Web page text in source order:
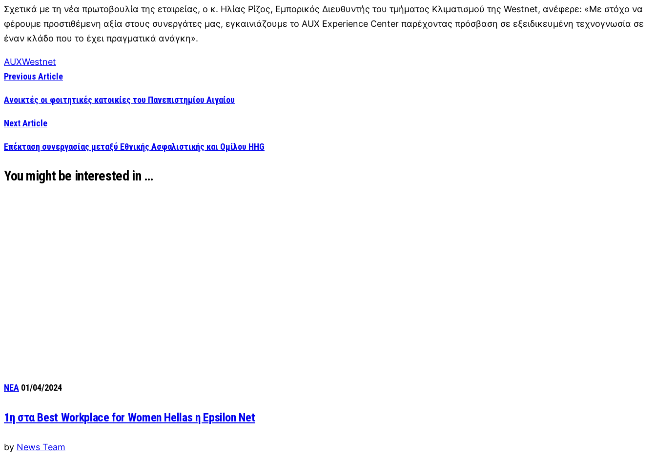
Σχετικά με τη νέα πρωτοβουλία της εταιρείας, ο κ. Ηλίας Ρίζος, Εμπορικός Διευθυντής του τμήματος Κλιματισμού της Westnet, ανέφερε: «Με στόχο να
φέρουμε προστιθέμενη αξία στους συνεργάτες μας, εγκαινιάζουμε το AUX Experience Center παρέχοντας πρόσβαση σε εξειδικευμένη τεχνογνωσία σε
έναν κλάδο που το έχει πραγματικά ανάγκη».
AUXWestnet
Previous Article
Ανοικτές οι φοιτητικές κατοικίες του Πανεπιστημίου Αιγαίου
Next Article
Επέκταση συνεργασίας μεταξύ Εθνικής Ασφαλιστικής και Ομίλου HHG
You might be interested in …
ΝΕΑ 01/04/2024
1η στα Best Workplace for Women Hellas η Epsilon Net
by News Team